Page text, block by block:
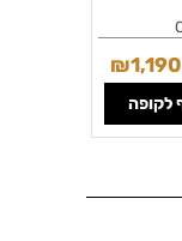
₪1,190
לקופה